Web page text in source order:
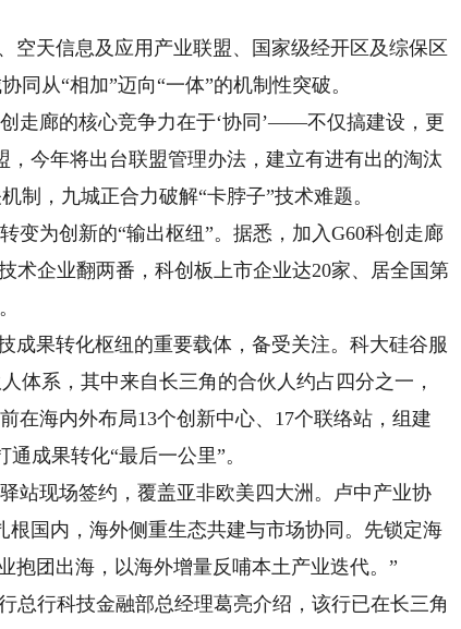
天信息及应用产业联盟、国家级经开区及综保区
从“相加”迈向“一体”的机制性突破。
廊的核心竞争力在于‘协同’——不仅搞建设，更
今年将出台联盟管理办法，建立有进有出的淘汰
制，九城正合力破解“卡脖子”技术难题。
为创新的“输出枢纽”。据悉，加入G60科创走廊
术企业翻两番，科创板上市企业达20家、居全国第
果转化枢纽的重要载体，备受关注。科大硅谷服
体系，其中来自长三角的合伙人约占四分之一，
在海内外布局13个创新中心、17个联络站，组建
成果转化“最后一公里”。
现场签约，覆盖亚非欧美四大洲。卢中产业协
国内，海外侧重生态共建与市场协同。先锁定海
抱团出海，以海外增量反哺本土产业迭代。”
行科技金融部总经理葛亮介绍，该行已在长三角